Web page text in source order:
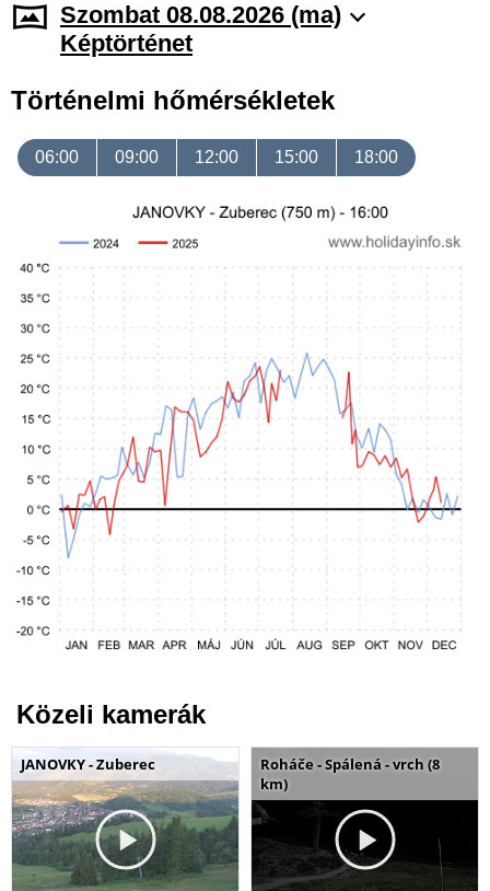
Szombat 08.08.2026 (ma)
Képtörténet
Történelmi hőmérsékletek
06:00 09:00 12:00 15:00 18:00
Közeli kamerák
JANOVKY - Zuberec
Roháče - Spálená - vrch (8
km)